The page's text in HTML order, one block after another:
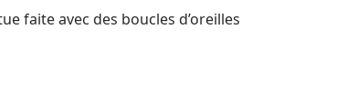
faite avec des boucles d’oreilles